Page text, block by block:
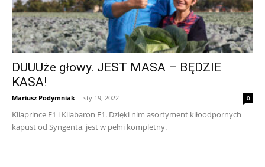
DUUUże głowy. JEST MASA – BĘDZIE
KASA!
Mariusz Podymniak - sty 19, 2022 0
Kilaprince F1 i Kilabaron F1. Dzięki nim asortyment kiłoodpornych
kapust od Syngenta, jest w pełni kompletny.